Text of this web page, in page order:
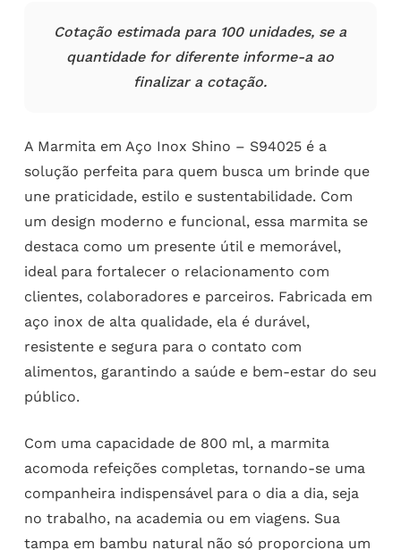
Cotação estimada para 100 unidades, se a
quantidade for diferente informe-a ao
finalizar a cotação.
A Marmita em Aço Inox Shino – S94025 é a
solução perfeita para quem busca um brinde que
une praticidade, estilo e sustentabilidade. Com
um design moderno e funcional, essa marmita se
destaca como um presente útil e memorável,
ideal para fortalecer o relacionamento com
clientes, colaboradores e parceiros. Fabricada em
aço inox de alta qualidade, ela é durável,
resistente e segura para o contato com
alimentos, garantindo a saúde e bem-estar do seu
público.
Com uma capacidade de 800 ml, a marmita
acomoda refeições completas, tornando-se uma
companheira indispensável para o dia a dia, seja
no trabalho, na academia ou em viagens. Sua
tampa em bambu natural não só proporciona um